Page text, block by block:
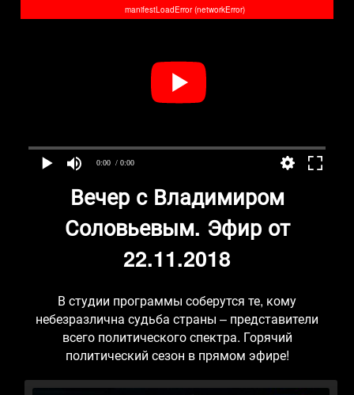
0:00 / 0:00
manifestLoadError (networkError)
Вечер с Владимиром
Соловьевым. Эфир от
22.11.2018
В студии программы соберутся те, кому
небезразлична судьба страны – представители
всего политического спектра. Горячий
политический сезон в прямом эфире!